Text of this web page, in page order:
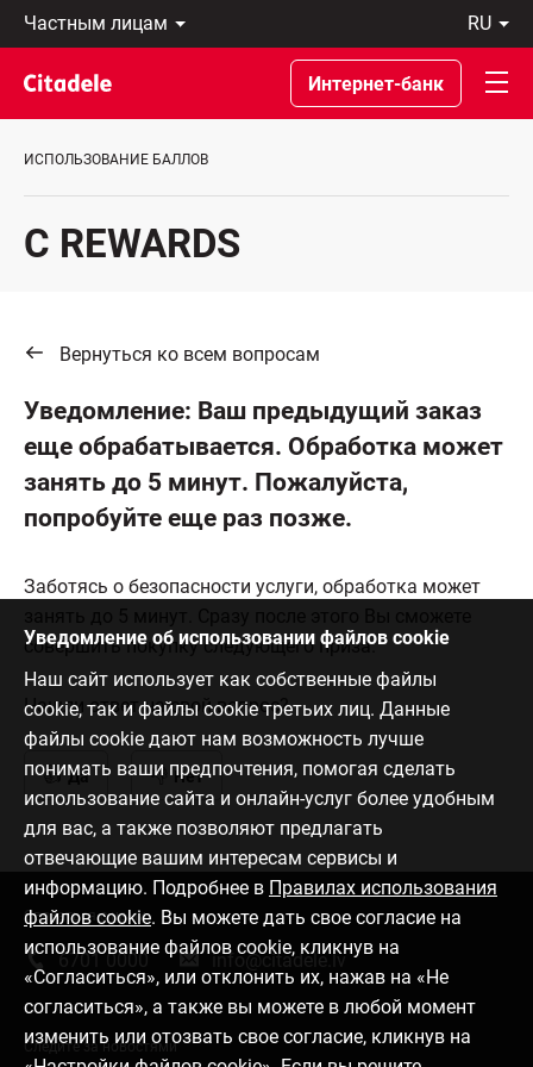
Частным
лицам
Предприятиям
Private
Banking
банке
ru
Latviski
По-
русски
In
Интернет-банк
ИСПОЛЬЗОВАНИЕ БАЛЛОВ
C REWARDS
Вернуться ко всем вопросам
Уведомление: Ваш предыдущий заказ
еще обрабатывается. Обработка может
занять до 5 минут. Пожалуйста,
попробуйте еще раз позже.
Заботясь о безопасности услуги, обработка может
совершить покупку следующего приза.
Нашли ответ на свой вопрос?
Да Нет
Уведомление об использовании файлов cookie
Наш сайт использует как собственные файлы
cookie, так и файлы cookie третьих лиц. Данные
файлы cookie дают нам возможность лучше
понимать ваши предпочтения, помогая сделать
использование сайта и онлайн-услуг более удобным
для вас, а также позволяют предлагать
отвечающие вашим интересам сервисы и
информацию. Подробнее в Правилах использования
файлов cookie. Вы можете дать свое согласие на
использование файлов cookie, кликнув на
«Согласиться», или отклонить их, нажав на «Не
согласиться», а также вы можете в любой момент
изменить или отозвать свое согласие, кликнув на
Связаться с нами
6701 0000 info@citadele.lv
Следите за новостями